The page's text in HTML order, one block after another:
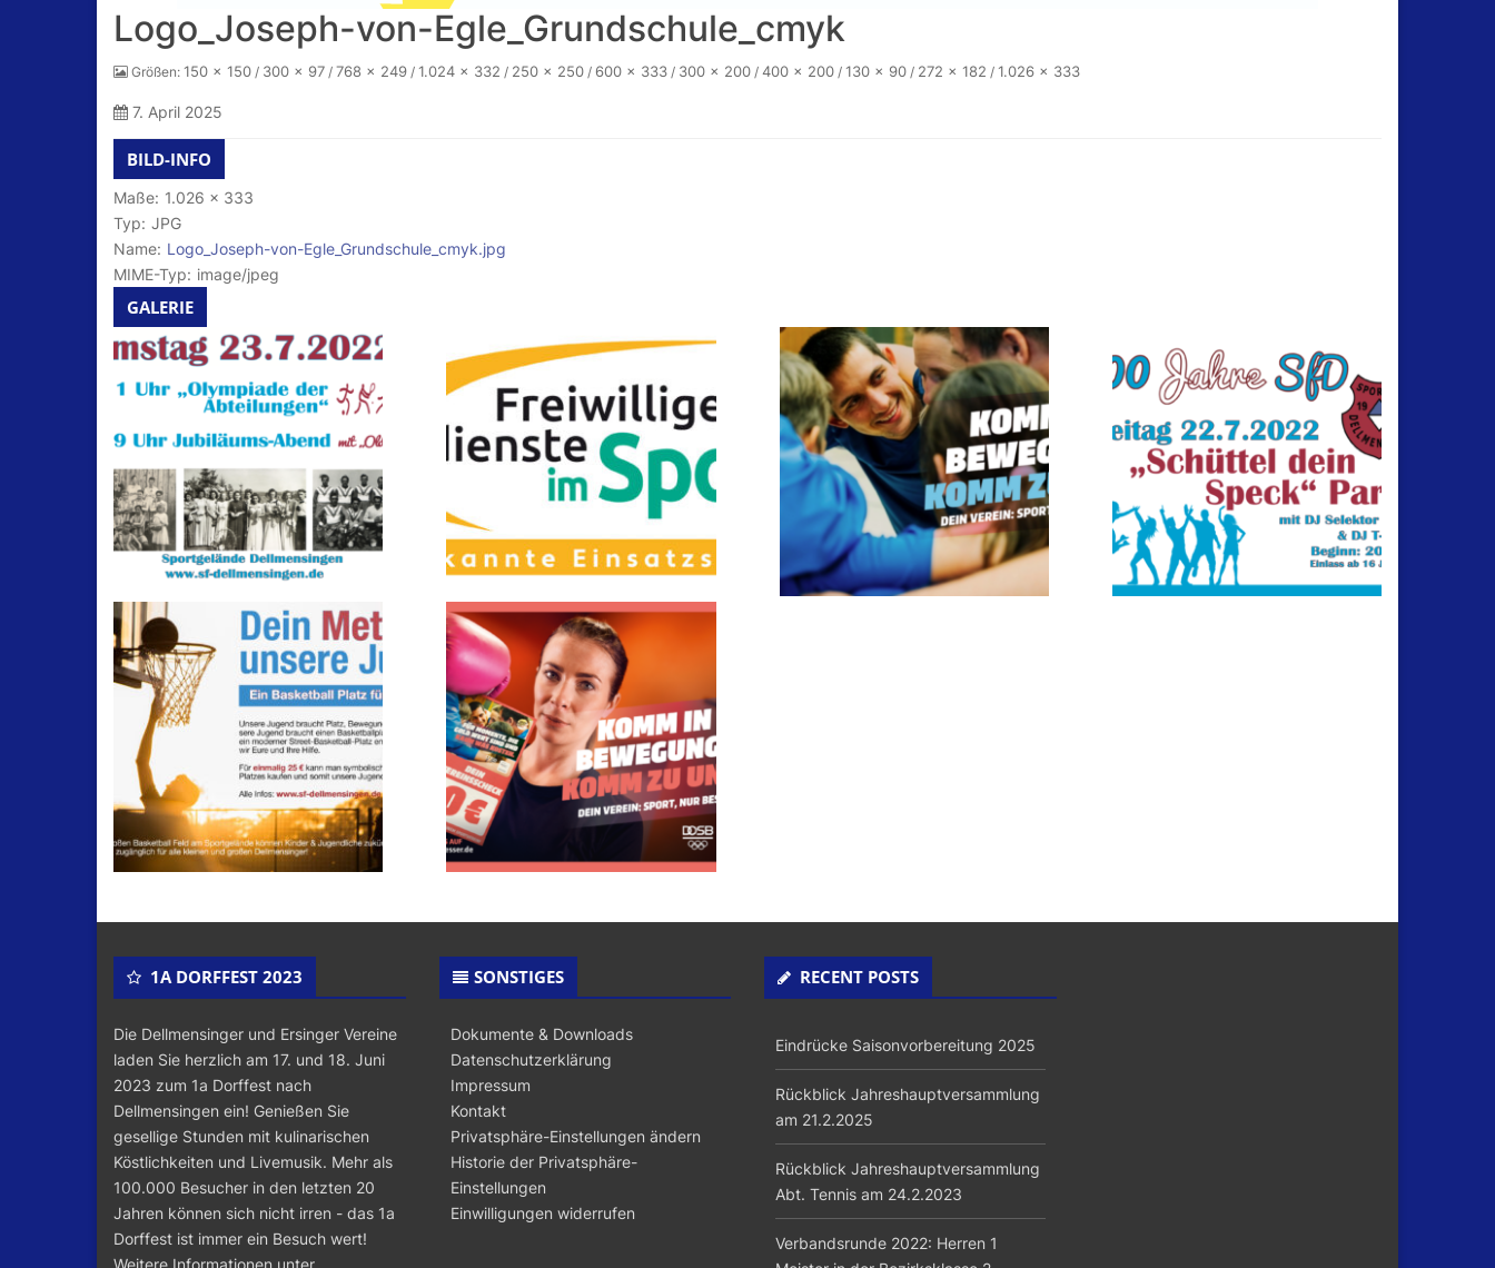
Logo_Joseph-von-Egle_Grundschule_cmyk
Größen: 150 × 150 / 300 × 97 / 768 × 249 / 1.024 × 332 / 250 × 250 / 600 × 333 / 300 × 200 / 400 × 200 / 130 × 90 / 272 × 182 / 1.026 × 333
7. April 2025
BILD-INFO
Maße: 1.026 × 333
Typ: JPG
Name: Logo_Joseph-von-Egle_Grundschule_cmyk.jpg
MIME-Typ: image/jpeg
GALERIE
1A DORFFEST 2023
Die Dellmensinger und Ersinger Vereine
laden Sie herzlich am 17. und 18. Juni
2023 zum 1a Dorffest nach
Dellmensingen ein! Genießen Sie
gesellige Stunden mit kulinarischen
Köstlichkeiten und Livemusik. Mehr als
100.000 Besucher in den letzten 20
Jahren können sich nicht irren - das 1a
Dorffest ist immer ein Besuch wert!
Weitere Informationen unter
SONSTIGES
Dokumente & Downloads
Datenschutzerklärung
Impressum
Kontakt
Privatsphäre-Einstellungen ändern
Historie der Privatsphäre-
Einstellungen
Einwilligungen widerrufen
RECENT POSTS
Eindrücke Saisonvorbereitung 2025
Rückblick Jahreshauptversammlung
am 21.2.2025
Rückblick Jahreshauptversammlung
Abt. Tennis am 24.2.2023
Verbandsrunde 2022: Herren 1